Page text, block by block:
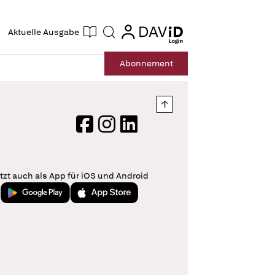
Aktuelle Ausgabe Suche login
login
Abonnement
Nach oben springen
FacebookInstagram
LinkedIn
auch als App für iOS und Android
Jetzt bei Google PlayLaden im App Store